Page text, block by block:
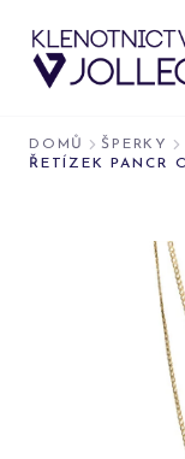
DOMŮ
ŠPERKY
ŘETÍZEK PANCR